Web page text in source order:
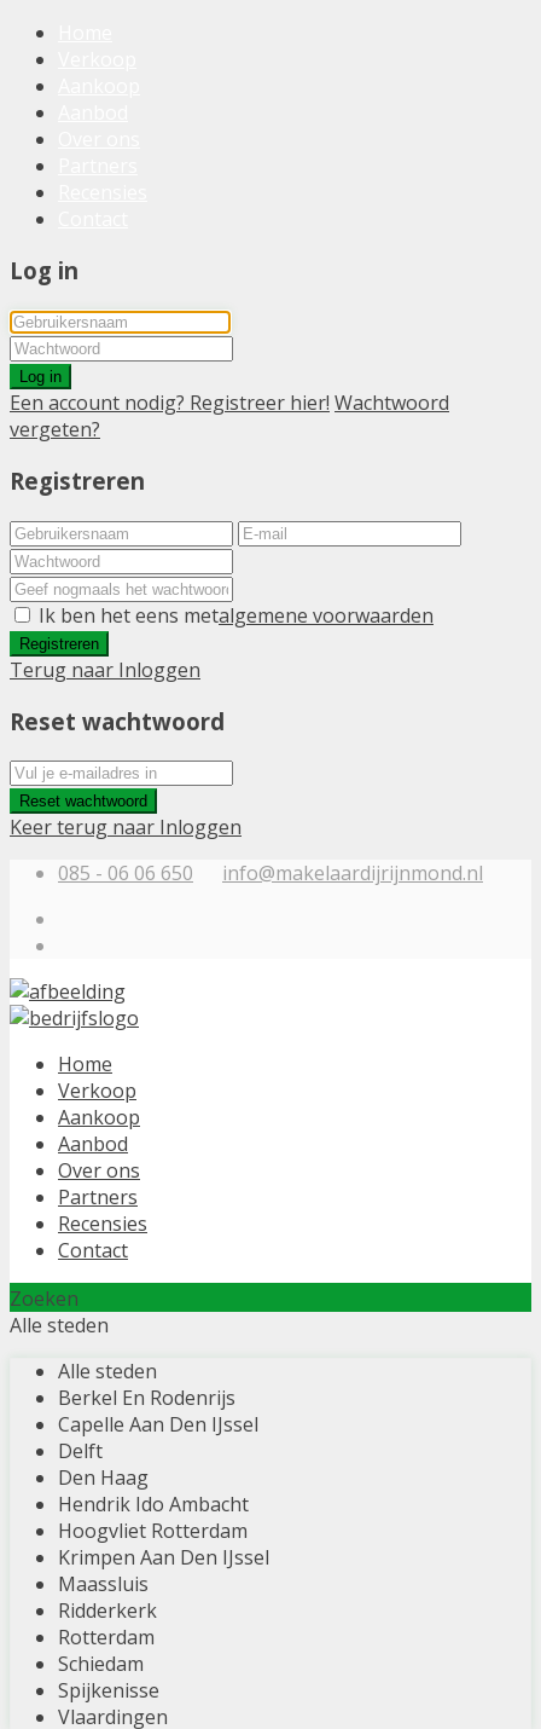
Log in
Log in
Een account nodig? Registreer hier! Wachtwoord
vergeten?
Registreren
Ik ben het eens metalgemene voorwaarden
Registreren
Terug naar Inloggen
Reset wachtwoord
Reset wachtwoord
Keer terug naar Inloggen
085 - 06 06 650
info@makelaardijrijnmond.nl
Home
Verkoop
Aankoop
Aanbod
Over ons
Partners
Recensies
Contact
Zoeken
Alle steden
Alle steden
Berkel En Rodenrijs
Capelle Aan Den IJssel
Delft
Den Haag
Hendrik Ido Ambacht
Hoogvliet Rotterdam
Krimpen Aan Den IJssel
Maassluis
Ridderkerk
Rotterdam
Schiedam
Spijkenisse
Vlaardingen